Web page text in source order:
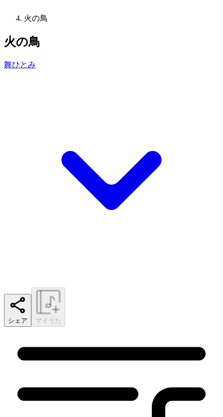
火の鳥
火の鳥
舞ひとみ
シェア マイうた